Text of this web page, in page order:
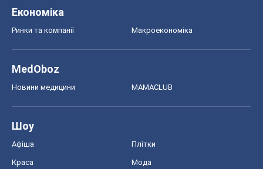
Економіка
Ринки та компанії Макроекономіка
MedOboz
Новини медицини MAMACLUB
Шоу
Афіша Плітки
Краса Мода